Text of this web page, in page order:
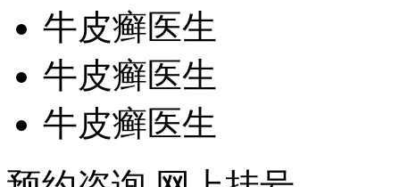
牛皮癣医生
牛皮癣医生
牛皮癣医生